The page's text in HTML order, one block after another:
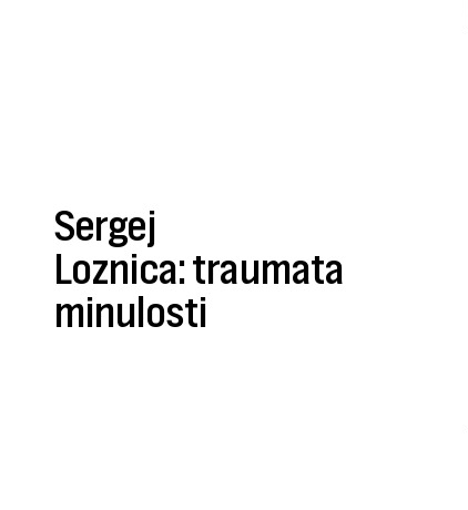
Sergej
Loznica: traumata
minulosti